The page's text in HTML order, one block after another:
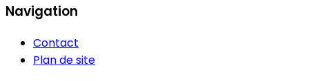
Navigation
Contact
Plan de site